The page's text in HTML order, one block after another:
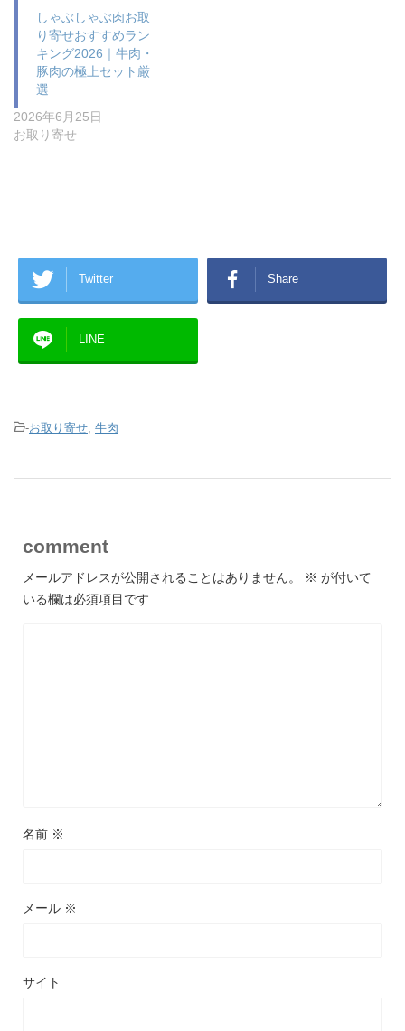
しゃぶしゃぶ肉お取
り寄せおすすめラン
キング2026｜牛肉・
豚肉の極上セット厳
選
2026年6月25日
お取り寄せ
Twitter Share
LINE
-お取り寄せ, 牛肉
comment
メールアドレスが公開されることはありません。 ※ が付いて
いる欄は必須項目です
名前 ※
メール ※
サイト